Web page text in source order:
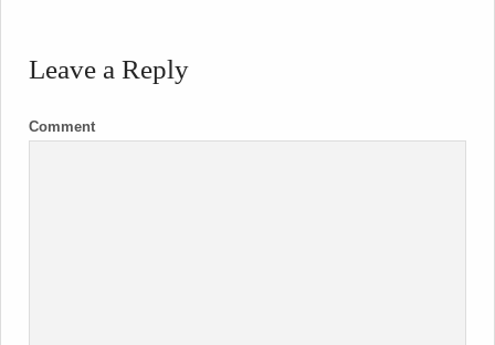
Leave a Reply
Comment